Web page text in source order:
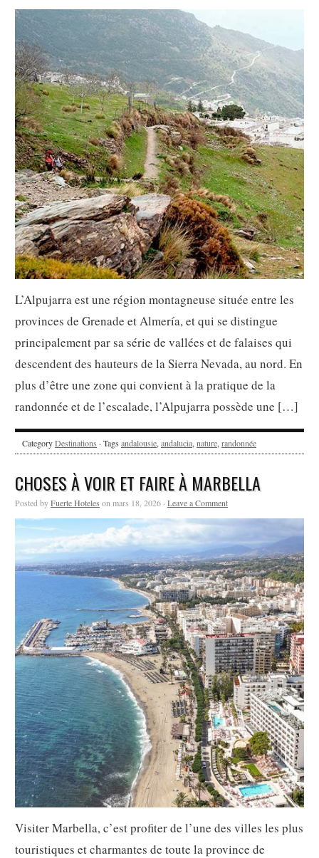
L’Alpujarra est une région montagneuse située entre les
provinces de Grenade et Almería, et qui se distingue
principalement par sa série de vallées et de falaises qui
descendent des hauteurs de la Sierra Nevada, au nord. En
plus d’être une zone qui convient à la pratique de la
randonnée et de l’escalade, l’Alpujarra possède une […]
CategoryDestinations · Tags andalousie, andalucia, nature, randonnée
CHOSES À VOIR ET FAIRE À MARBELLA
Posted byFuerte Hoteles on mars 18, 2026 · Leave a Comment
Visiter Marbella, c’est profiter de l’une des villes les plus
touristiques et charmantes de toute la province de